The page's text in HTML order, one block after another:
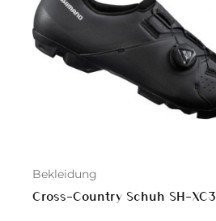
Bekleidung
Cross-Country Schuh SH-XC3